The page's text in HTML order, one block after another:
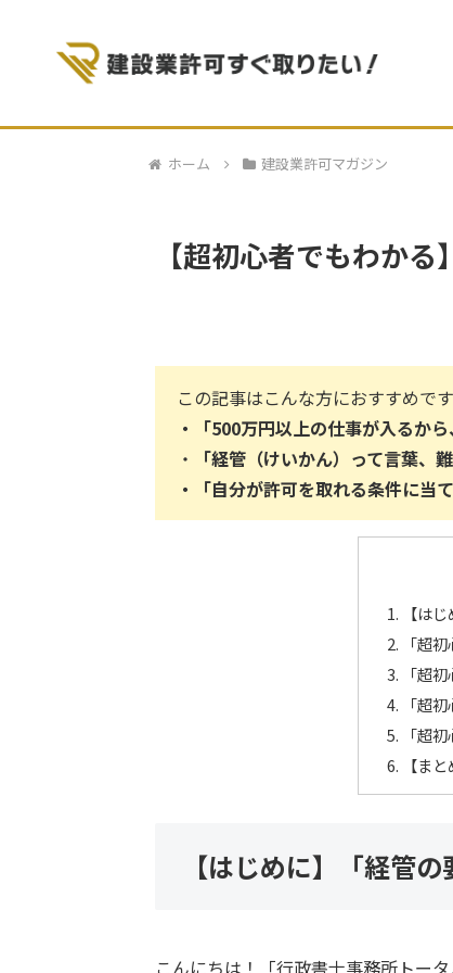
ホーム 建設業許可マガジン
【超初心者でもわか
この記事はこんな方におすすめです
・「500万円以上の仕事が入るか
・
「経管（けいかん）って言葉
・「自分が許可を取れる条件に当
【は
「超
「超
「超
「超
【ま
【はじめに】「経管
こんにちは！「行政書士事務所トータ